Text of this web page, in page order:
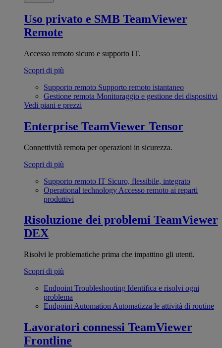
Uso privato e SMB TeamViewer
Remote
Accesso remoto sicuro e supporto IT.
Scopri di più
Supporto remoto Supporto remoto istantaneo
Gestione remota Monitoraggio e gestione dei dispositivi
Vedi piani e prezzi
Enterprise TeamViewer Tensor
Connettività remota per operazioni in sicurezza.
Scopri di più
Supporto remoto IT Sicuro, flessibile, integrato
Operational technology Accesso remoto ai reparti
produttivi
Risoluzione dei problemi TeamViewer
DEX
Risolvi le problematiche prima che impattino gli utenti.
Scopri di più
Endpoint Troubleshooting Identifica e risolvi ogni
problema
Endpoint Automation Automatizza le attività di routine
Lavoratori connessi TeamViewer
Frontline